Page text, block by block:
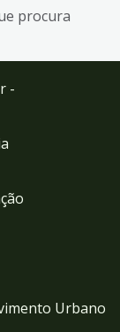
procura
-
Urbano